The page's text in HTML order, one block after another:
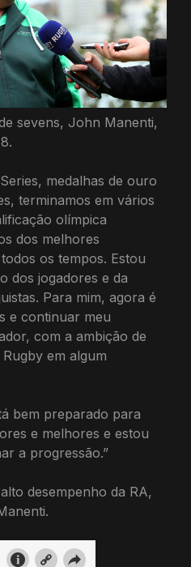
sevens, John Manenti,
medalhas de ouro
terminamos em vários
olímpica
dos melhores
os tempos. Estou
dos jogadores e da
Para mim, agora é
e continuar meu
com a ambição de
em algum
bem preparado para
e melhores e estou
a progressão.”
desempenho da RA,